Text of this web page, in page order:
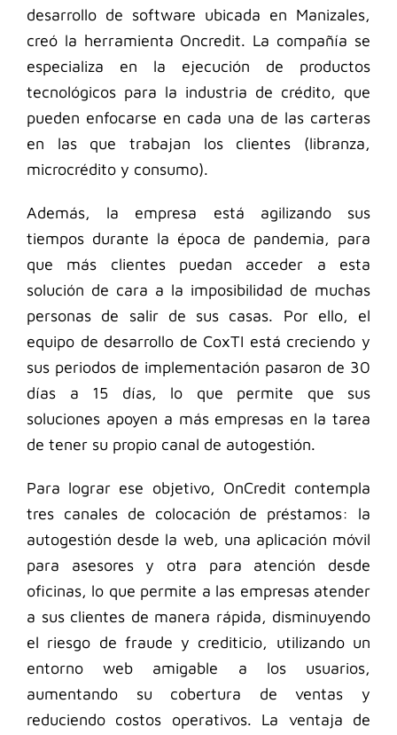
desarrollo de software ubicada en Manizales,
creó la herramienta Oncredit. La compañía se
especializa en la ejecución de productos
tecnológicos para la industria de crédito, que
pueden enfocarse en cada una de las carteras
en las que trabajan los clientes (libranza,
microcrédito y consumo).
Además, la empresa está agilizando sus
tiempos durante la época de pandemia, para
que más clientes puedan acceder a esta
solución de cara a la imposibilidad de muchas
personas de salir de sus casas. Por ello, el
equipo de desarrollo de CoxTI está creciendo y
sus periodos de implementación pasaron de 30
días a 15 días, lo que permite que sus
soluciones apoyen a más empresas en la tarea
de tener su propio canal de autogestión.
Para lograr ese objetivo, OnCredit contempla
tres canales de colocación de préstamos: la
autogestión desde la web, una aplicación móvil
para asesores y otra para atención desde
oficinas, lo que permite a las empresas atender
a sus clientes de manera rápida, disminuyendo
el riesgo de fraude y crediticio, utilizando un
entorno web amigable a los usuarios,
aumentando su cobertura de ventas y
reduciendo costos operativos. La ventaja de